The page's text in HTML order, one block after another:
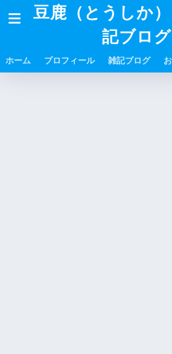
豆鹿（とうしか
記ブログ
ホーム プロフィール 雑記ブログ